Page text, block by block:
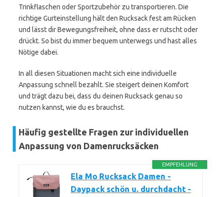
Trinkflaschen oder Sportzubehör zu transportieren. Die
richtige Gurteinstellung hält den Rucksack fest am Rücken
und lässt dir Bewegungsfreiheit, ohne dass er rutscht oder
drückt. So bist du immer bequem unterwegs und hast alles
Nötige dabei.
In all diesen Situationen macht sich eine individuelle
Anpassung schnell bezahlt. Sie steigert deinen Komfort
und trägt dazu bei, dass du deinen Rucksack genau so
nutzen kannst, wie du es brauchst.
Häufig gestellte Fragen zur individuellen
Anpassung von Damenrucksäcken
EMPFEHLUNG
Ela Mo Rucksack Damen -
Daypack schön u. durchdacht -